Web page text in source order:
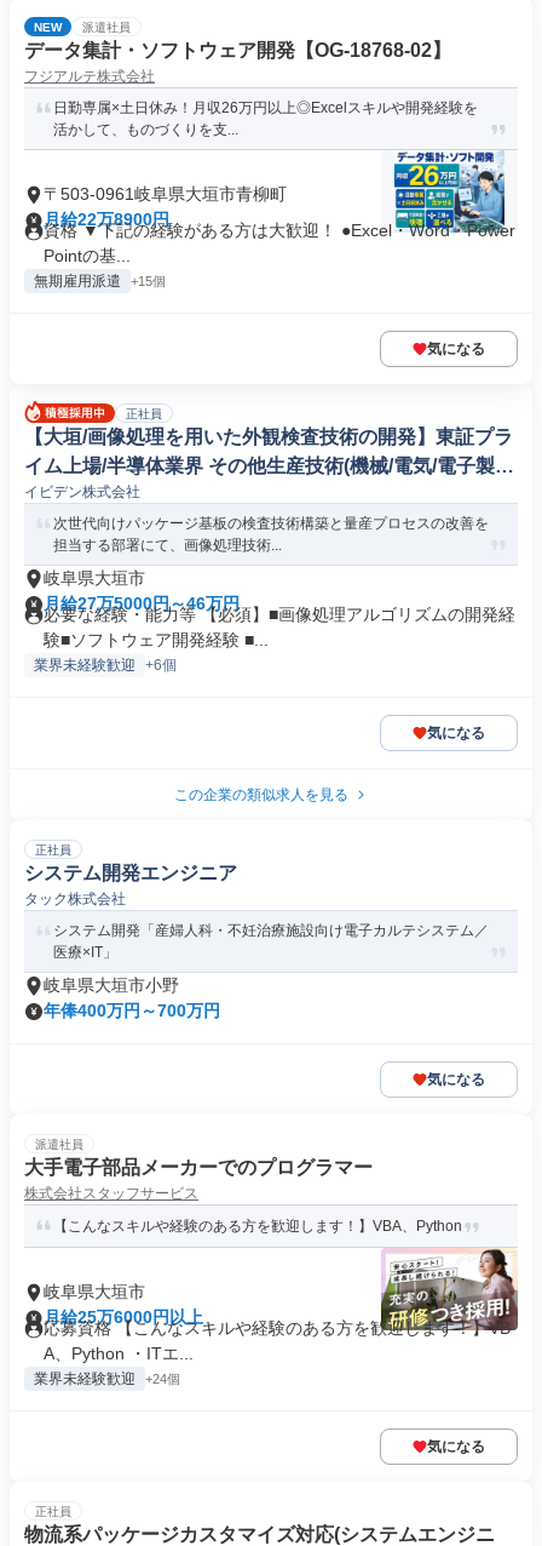
NEW 派遣社員
データ集計・ソフトウェア開発【OG-18768-02】
フジアルテ株式会社
日勤専属×土日休み！月収26万円以上◎Excelスキルや開発経験を
活かして、ものづくりを支...
〒503-0961岐阜県大垣市青柳町
月給22万8900円
資格 ▼下記の経験がある方は大歓迎！ ●Excel・Word・Power
Pointの基...
無期雇用派遣 +15個
気になる
正社員
【大垣/画像処理を用いた外観検査技術の開発】東証プラ
イム上場/半導体業界 その他生産技術(機械/電気/電子製品
専門職)
イビデン株式会社
次世代向けパッケージ基板の検査技術構築と量産プロセスの改善を
担当する部署にて、画像処理技術...
岐阜県大垣市
月給27万5000円～46万円
必要な経験・能力等 【必須】■画像処理アルゴリズムの開発経
験■ソフトウェア開発経験 ■...
業界未経験歓迎 +6個
気になる
この企業の類似求人を見る
正社員
システム開発エンジニア
タック株式会社
システム開発「産婦人科・不妊治療施設向け電子カルテシステム／
医療×IT」
岐阜県大垣市小野
年俸400万円～700万円
気になる
派遣社員
大手電子部品メーカーでのプログラマー
株式会社スタッフサービス
【こんなスキルや経験のある方を歓迎します！】VBA、Python
岐阜県大垣市
月給25万6000円以上
応募資格 【こんなスキルや経験のある方を歓迎します！】VB
A、Python ・ITエ...
業界未経験歓迎 +24個
気になる
正社員
物流系パッケージカスタマイズ対応(システムエンジニ